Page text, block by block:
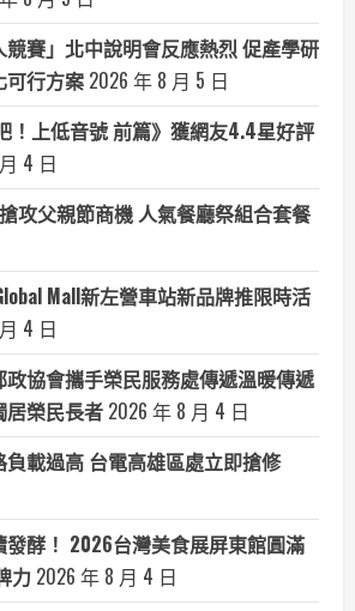
賽」北中說明會反應熱烈 促產學研
可行方案 2026 年 8 月 5 日
！上低音號 前篇》獲網友4.4星好評
4 日
攻父親節商機 人氣餐廳祭組合套餐
Mall新左營車站新品牌推限時活
4 日
協會攜手榮民服務處傳遞溫暖傳遞
居榮民長者 2026 年 8 月 4 日
載過高 台電高雄區處立即搶修
酵！ 2026台灣美食展屏東館圓滿
力 2026 年 8 月 4 日